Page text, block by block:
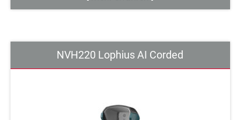
NVH220 Lophius AI Corded